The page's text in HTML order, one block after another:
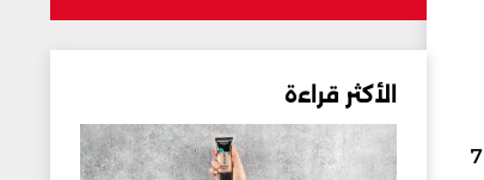
بقوة تراوحت بين 2 و2.9 درجات وهزة جنوب شرقي بيروت بقوة 3.6 درجات وهزة جنوبي شرقي حماة بقوة 1.6 درجات، و 7
الأكثر قراءة